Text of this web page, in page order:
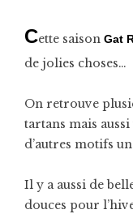
Cette saison Gat
de jolies choses…
On retrouve
tartans mais
d’autres motifs
Il y a aussi de
douces pour